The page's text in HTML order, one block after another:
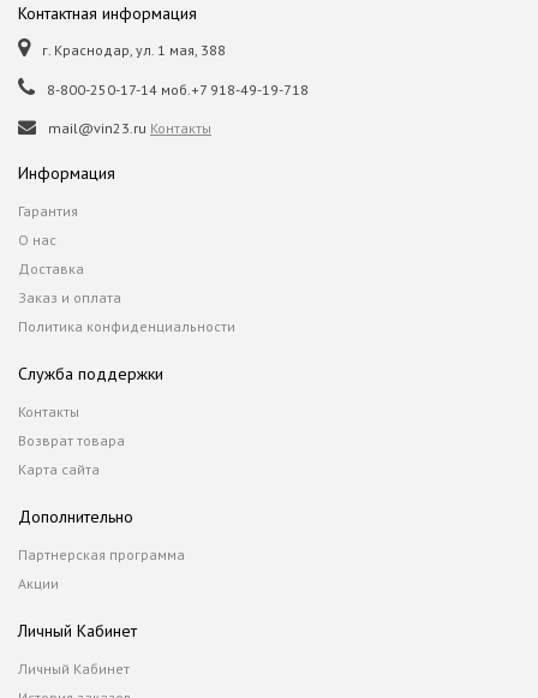
Контактная информация
г. Краснодар, ул. 1 мая, 388
8-800-250-17-14 моб.+7 918-49-19-718
mail@vin23.ru Контакты
Информация
Гарантия
О нас
Доставка
Заказ и оплата
Политика конфиденциальности
Служба поддержки
Контакты
Возврат товара
Карта сайта
Дополнительно
Партнерская программа
Акции
Личный Кабинет
Личный Кабинет